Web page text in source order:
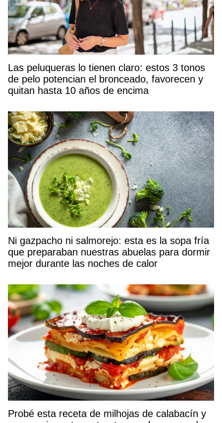
Las peluqueras lo tienen claro: estos 3 tonos
de pelo potencian el bronceado, favorecen y
quitan hasta 10 años de encima
Ni gazpacho ni salmorejo: esta es la sopa fría
que preparaban nuestras abuelas para dormir
mejor durante las noches de calor
Probé esta receta de milhojas de calabacín y